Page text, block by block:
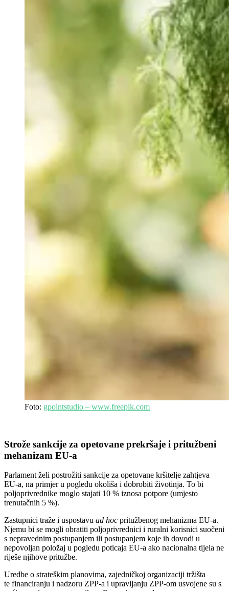
Foto: gpointstudio – www.freepik.com
Strože sankcije za opetovane prekršaje i pritužbeni
mehanizam EU-a
Parlament želi postrožiti sankcije za opetovane kršitelje zahtjeva
EU-a, na primjer u pogledu okoliša i dobrobiti životinja. To bi
poljoprivrednike moglo stajati 10 % iznosa potpore (umjesto
trenutačnih 5 %).
Zastupnici traže i uspostavu ad hoc pritužbenog mehanizma EU-a.
Njemu bi se mogli obratiti poljoprivrednici i ruralni korisnici suočeni
s nepravednim postupanjem ili postupanjem koje ih dovodi u
nepovoljan položaj u pogledu poticaja EU-a ako nacionalna tijela ne
riješe njihove pritužbe.
Uredbe o strateškim planovima, zajedničkoj organizaciji tržišta
te financiranju i nadzoru ZPP-a i upravljanju ZPP-om usvojene su s